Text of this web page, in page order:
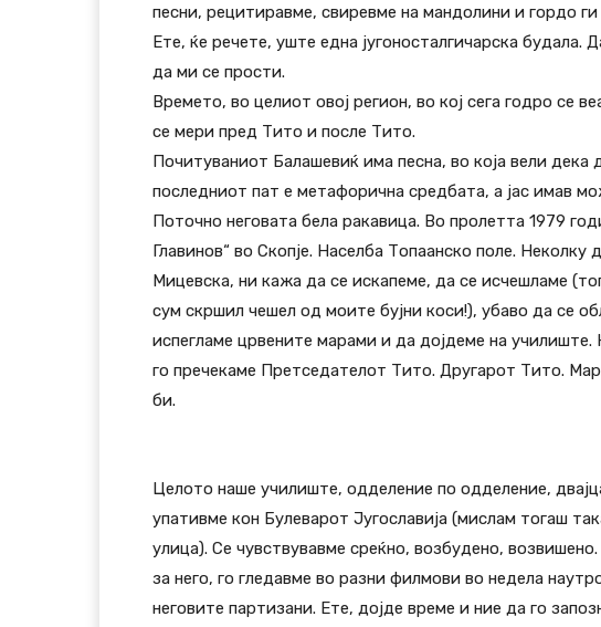
песни, рецитиравме, свиревме на мандолини и гордо
Ете, ќе речете, уште една југоносталгичарска будала.
да ми се прости.
Времето, во целиот овој регион, во кој сега годро се
се мери пред Тито и после Тито.
Почитуваниот Балашевиќ има песна, во која вели
последниот пат е метафорична средбата, а јас имав
Поточно неговата бела ракавица. Во пролетта 1979
Главинов“ во Скопје. Населба Топаанско поле.
Мицевска, ни кажа да се искапеме, да се исчешламе
сум скршил чешел од моите бујни коси!), убаво да се
испегламе црвените марами и да дојдеме на
го пречекаме Претседателот Тито. Другарот Тито.
би.
Целото наше училиште, одделение по одделение,
упативме кон Булеварот Југославија (мислам тогаш
улица). Се чувствувавме среќно, возбудено,
за него, го гледавме во разни филмови во недела
неговите партизани. Ете, дојде време и ние да го